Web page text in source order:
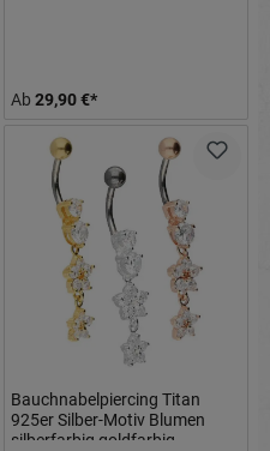
Ab 29,90 €*
Bauchnabelpiercing Titan
925er Silber-Motiv Blumen
silberfarbig goldfarbig